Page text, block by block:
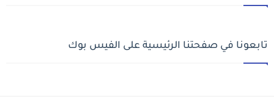
تابعونا في صفحتنا الرئيسية على الفيس بوك